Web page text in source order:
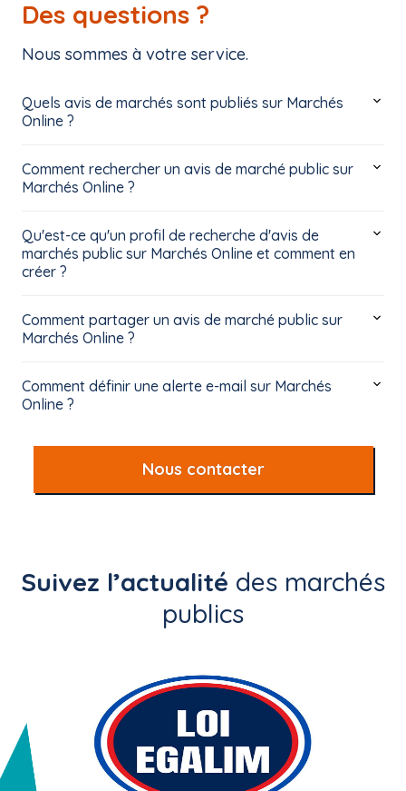
Des questions ?
Nous sommes à votre service.
Quels avis de marchés sont publiés sur Marchés
Online ?
Comment rechercher un avis de marché public sur
Marchés Online ?
Qu'est-ce qu'un profil de recherche d'avis de
marchés public sur Marchés Online et comment en
créer ?
Comment partager un avis de marché public sur
Marchés Online ?
Comment définir une alerte e-mail sur Marchés
Online ?
Nous contacter
Suivez l’actualité des marchés
publics